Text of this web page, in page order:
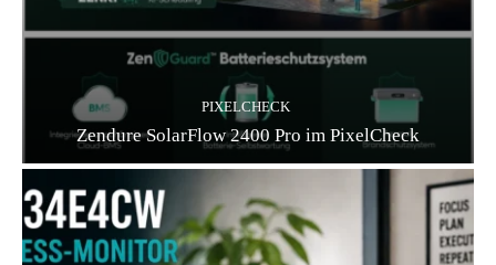
PIXELCHECK
Zendure SolarFlow 2400 Pro im PixelCheck